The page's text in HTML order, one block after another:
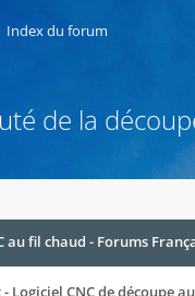
Index du forum
de la
au fil chaud - Forums
- Logiciel CNC de découpe